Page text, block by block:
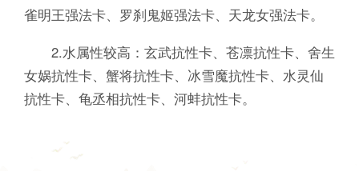
雀明王强法卡、罗刹鬼姬强法卡、天龙女强法卡。
2.水属性较高：玄武抗性卡、苍凛抗性卡、舍生
女娲抗性卡、蟹将抗性卡、冰雪魔抗性卡、水灵仙
抗性卡、龟丞相抗性卡、河蚌抗性卡。